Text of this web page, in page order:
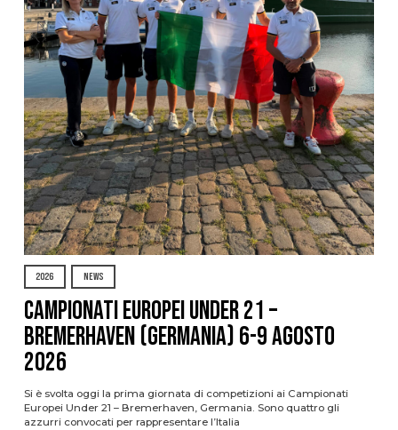
2026 NEWS
Campionati Europei Under 21 –
Bremerhaven (Germania) 6-9 agosto
2026
Si è svolta oggi la prima giornata di competizioni ai Campionati
Europei Under 21 – Bremerhaven, Germania. Sono quattro gli
azzurri convocati per rappresentare l’Italia